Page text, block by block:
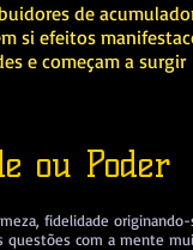
de
si efeitos
e começam a
ou Poder
fidelidade
questões com a mente